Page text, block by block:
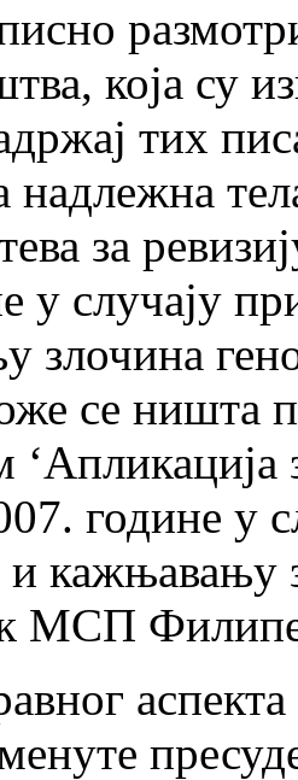
која су
тих
надлежна
за
у случају
злочина
се ништа
‘Апликација
године у
кажњавању
МСП